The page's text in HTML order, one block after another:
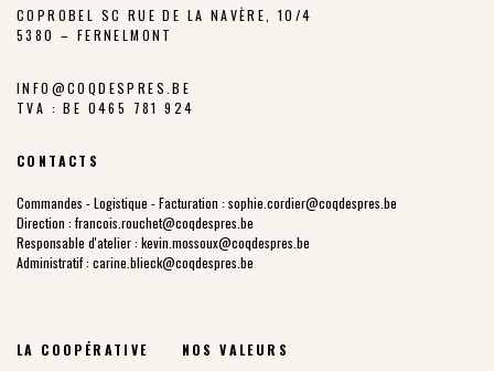
COPROBEL SC RUE DE LA NAVÈRE, 10/4
5380 – FERNELMONT
INFO@COQDESPRES.BE
TVA : BE 0465 781 924
CONTACTS
Commandes - Logistique - Facturation : sophie.cordier@coqdespres.be
Direction : francois.rouchet@coqdespres.be
Responsable d'atelier : kevin.mossoux@coqdespres.be
Administratif : carine.blieck@coqdespres.be
LA COOPÉRATIVE NOS VALEURS